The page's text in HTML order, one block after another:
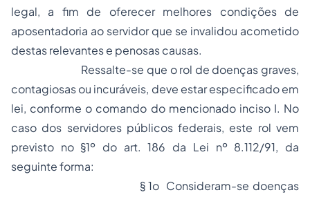
legal, a fim de oferecer melhores condições de
aposentadoria ao servidor que se invalidou acometido
destas relevantes e penosas causas.
Ressalte-se que o rol de doenças graves,
contagiosas ou incuráveis, deve estar especificado em
lei, conforme o comando do mencionado inciso I. No
caso dos servidores públicos federais, este rol vem
previsto no §1º do art. 186 da Lei nº 8.112/91, da
seguinte forma:
§ 1o Consideram-se doenças